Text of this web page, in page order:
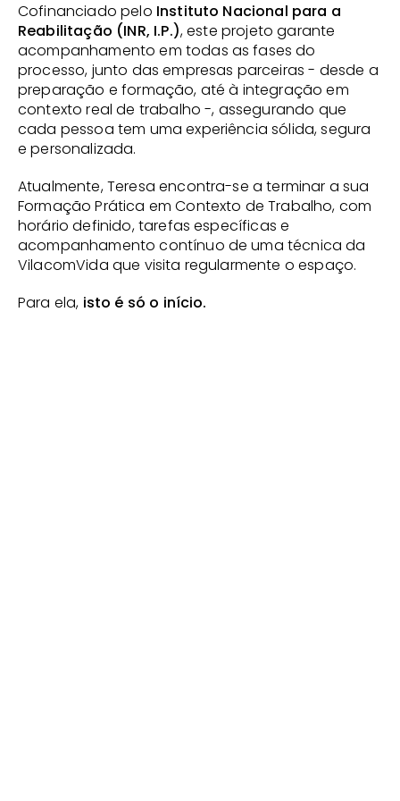
Cofinanciado pelo Instituto Nacional para a
Reabilitação (INR, I.P.), este projeto garante
acompanhamento em todas as fases do
processo, junto das empresas parceiras - desde a
preparação e formação, até à integração em
contexto real de trabalho -, assegurando que
cada pessoa tem uma experiência sólida, segura
e personalizada.
Atualmente, Teresa encontra-se a terminar a sua
Formação Prática em Contexto de Trabalho, com
horário definido, tarefas específicas e
acompanhamento contínuo de uma técnica da
VilacomVida que visita regularmente o espaço.
Para ela, isto é só o início.